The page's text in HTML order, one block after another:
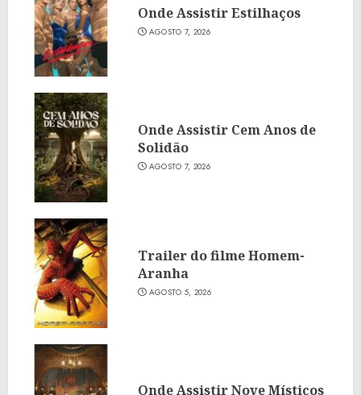
Onde Assistir Estilhaços
AGOSTO 7, 2026
Onde Assistir Cem Anos de
Solidão
AGOSTO 7, 2026
Trailer do filme Homem-
Aranha
AGOSTO 5, 2026
Onde Assistir Nove Místicos